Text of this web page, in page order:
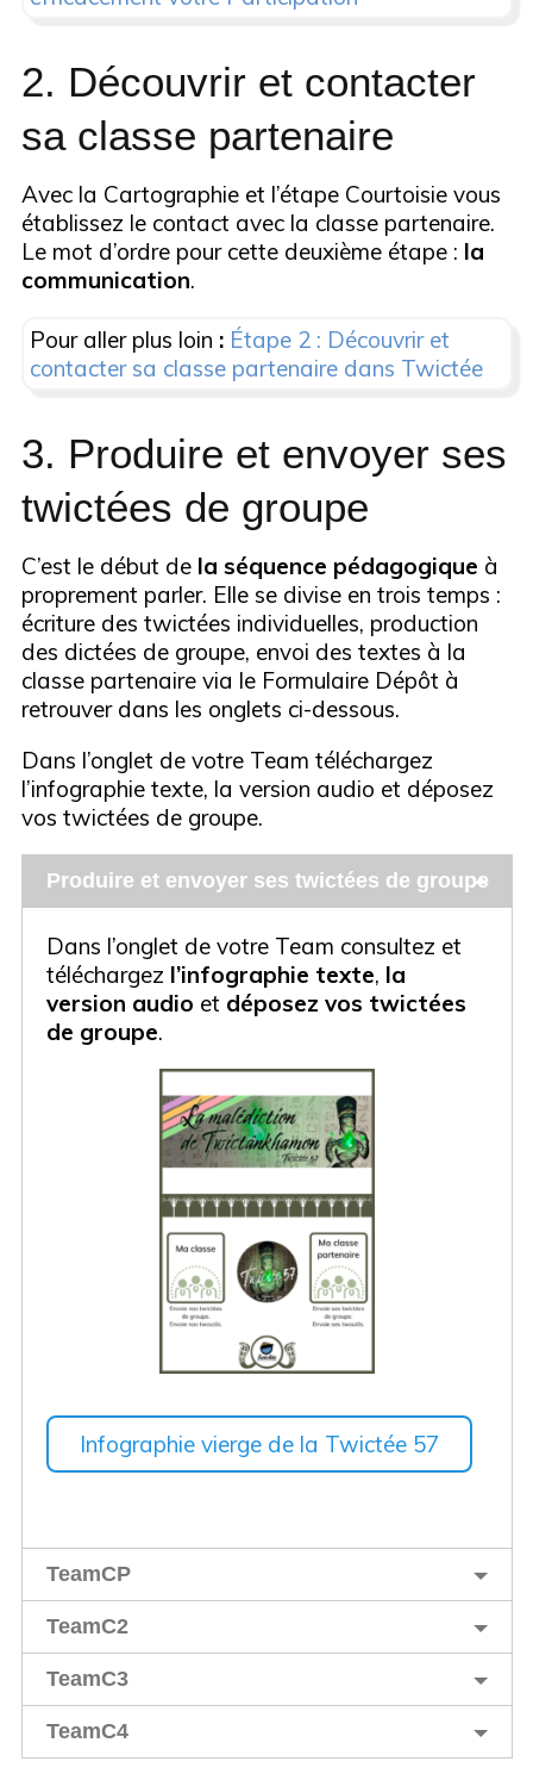
2. Découvrir et contacter
sa classe partenaire
Avec la Cartographie et l’étape Courtoisie vous
établissez le contact avec la classe partenaire.
Le mot d’ordre pour cette deuxième étape : la
communication.
Pour aller plus loin : Étape 2 : Découvrir et
contacter sa classe partenaire dans Twictée
3. Produire et envoyer ses
twictées de groupe
C’est le début dela séquence pédagogique à
proprement parler. Elle se divise en trois temps :
écriture des twictées individuelles, production
des dictées de groupe, envoi des textes à la
classe partenaire via le Formulaire Dépôt à
retrouver dans les onglets ci-dessous.
Dans l’onglet de votre Team téléchargez
l’infographie texte, la version audio et déposez
vos twictées de groupe.
Produire et envoyer ses twictées de groupe
Dans l’onglet de votre Team consultez et
téléchargez l’infographie texte, la
version audio et déposez vos twictées
de groupe.
Infographie vierge de la Twictée 57
TeamCP
TeamC2
TeamC3
TeamC4